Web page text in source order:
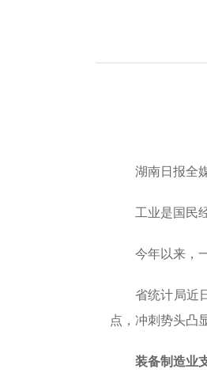
湖南日报全
工业是国民
今年以来，
省统计局近
点，冲刺势头凸
装备制造业